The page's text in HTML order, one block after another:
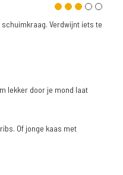
schuimkraag. Verdwijnt iets te
lekker door je mond laat
Of jonge kaas met